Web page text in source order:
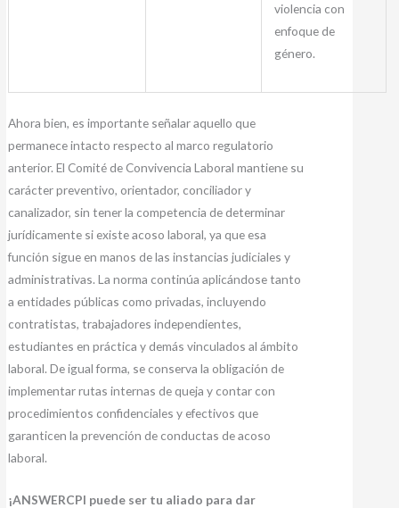
violencia con
enfoque de
género.
Ahora bien, es importante señalar aquello que
permanece intacto respecto al marco regulatorio
anterior. El Comité de Convivencia Laboral mantiene su
carácter preventivo, orientador, conciliador y
canalizador, sin tener la competencia de determinar
jurídicamente si existe acoso laboral, ya que esa
función sigue en manos de las instancias judiciales y
administrativas. La norma continúa aplicándose tanto
a entidades públicas como privadas, incluyendo
contratistas, trabajadores independientes,
estudiantes en práctica y demás vinculados al ámbito
laboral. De igual forma, se conserva la obligación de
implementar rutas internas de queja y contar con
procedimientos confidenciales y efectivos que
garanticen la prevención de conductas de acoso
laboral.
¡ANSWERCPI puede ser tu aliado para dar